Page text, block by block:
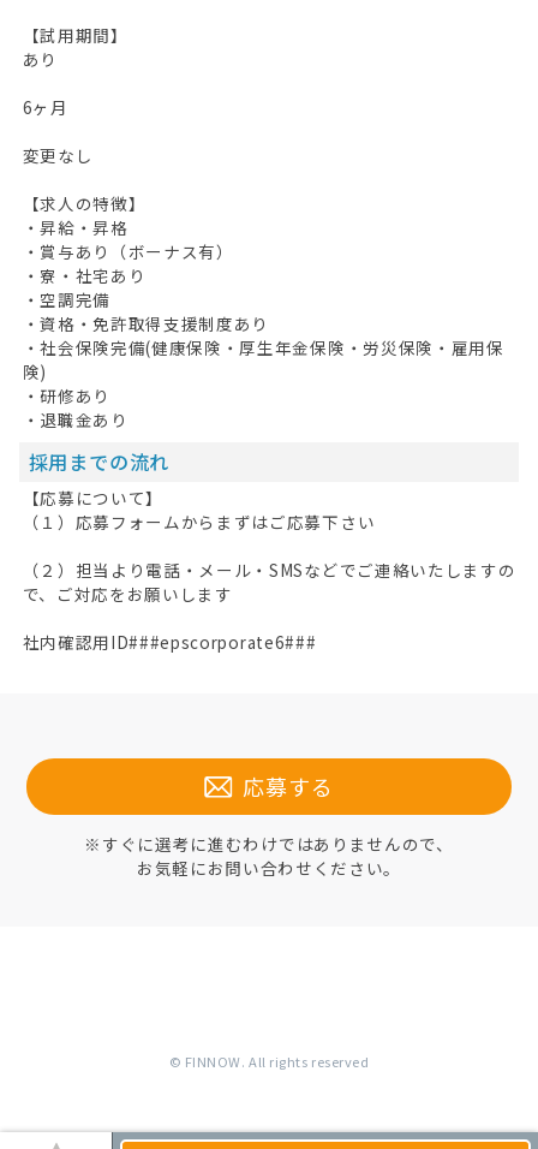
【試用期間】
あり
6ヶ月
変更なし
【求人の特徴】
・昇給・昇格
・賞与あり（ボーナス有）
・寮・社宅あり
・空調完備
・資格・免許取得支援制度あり
・社会保険完備(健康保険・厚生年金保険・労災保険・雇用保
険)
・研修あり
・退職金あり
採用までの流れ
【応募について】
（１）応募フォームからまずはご応募下さい
（２）担当より電話・メール・SMSなどでご連絡いたしますの
で、ご対応をお願いします
社内確認用ID###epscorporate6###
応募する
※すぐに選考に進むわけではありませんので、
お気軽にお問い合わせください。
© FINNOW. All rights reserved